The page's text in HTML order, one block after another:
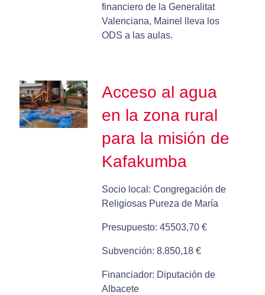
financiero de la Generalitat
Valenciana, Mainel lleva los
ODS a las aulas.
Acceso al agua
en la zona rural
para la misión de
Kafakumba
Socio local: Congregación de
Religiosas Pureza de María
Presupuesto: 45503,70 €
Subvención: 8.850,18 €
Financiador: Diputación de
Albacete